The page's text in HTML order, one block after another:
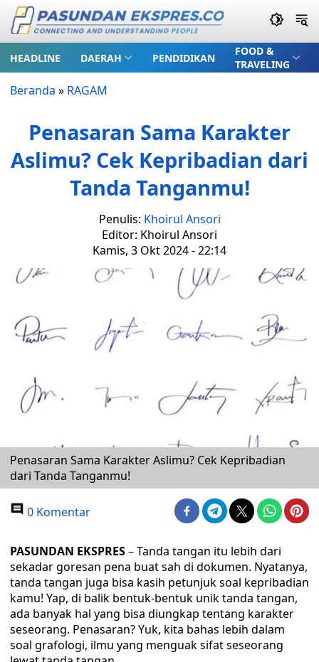
HEADLINE DAERAH PENDIDIKAN
FOOD &
TRAVELING
Beranda » RAGAM
Penasaran Sama Karakter
Aslimu? Cek Kepribadian dari
Tanda Tanganmu!
Penulis: Khoirul Ansori
Editor: Khoirul Ansori
Kamis, 3 Okt 2024 - 22:14
Penasaran Sama Karakter Aslimu? Cek Kepribadian
dari Tanda Tanganmu!
0 Komentar
PASUNDAN EKSPRES– Tanda tangan itu lebih dari
sekadar goresan pena buat sah di dokumen. Nyatanya,
tanda tangan juga bisa kasih petunjuk soal kepribadian
kamu! Yap, di balik bentuk-bentuk unik tanda tangan,
ada banyak hal yang bisa diungkap tentang karakter
seseorang. Penasaran? Yuk, kita bahas lebih dalam
soal grafologi, ilmu yang menguak sifat seseorang